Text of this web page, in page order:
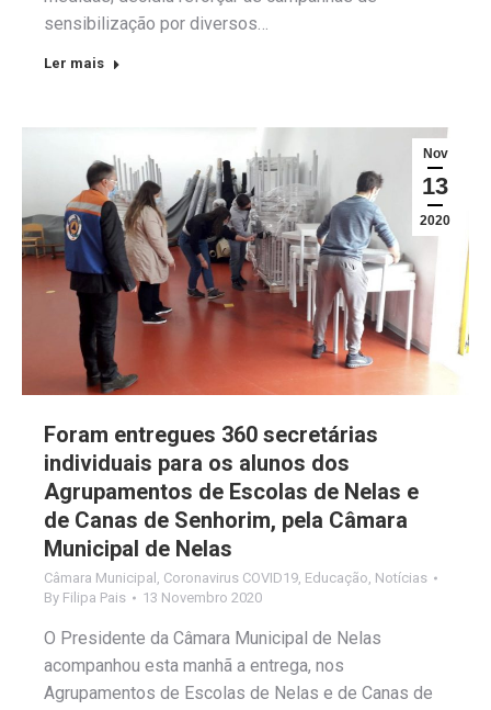
sensibilização por diversos…
Ler mais
Nov
13
2020
Foram entregues 360 secretárias
individuais para os alunos dos
Agrupamentos de Escolas de Nelas e
de Canas de Senhorim, pela Câmara
Municipal de Nelas
Câmara Municipal , Coronavirus COVID19, Educação, Notícias
By Filipa Pais 13 Novembro 2020
O Presidente da Câmara Municipal de Nelas
acompanhou esta manhã a entrega, nos
Agrupamentos de Escolas de Nelas e de Canas de